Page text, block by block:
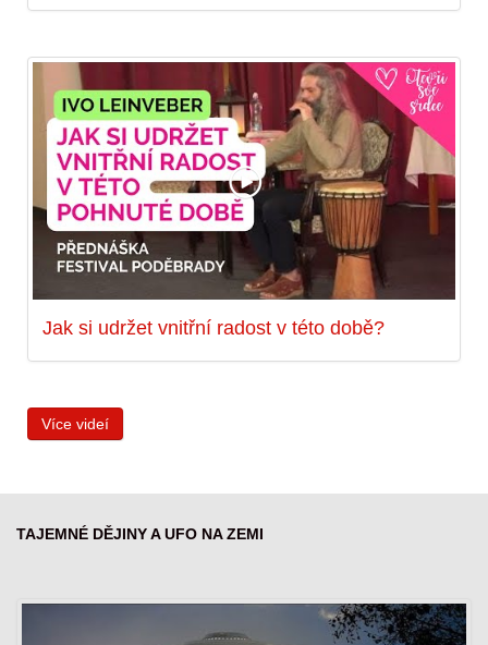
Jak si udržet vnitřní radost v této době?
Více videí
TAJEMNÉ DĚJINY A UFO NA ZEMI